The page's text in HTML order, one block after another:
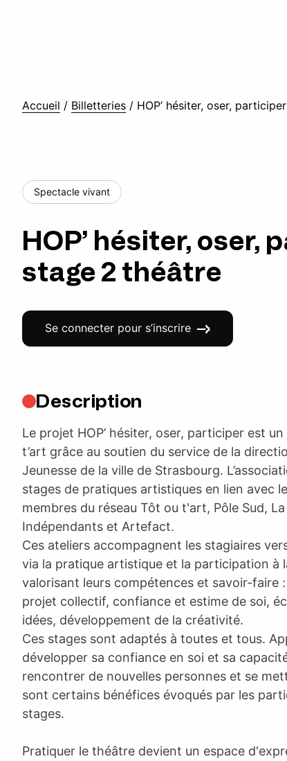
Accueil / Billetteries / HOP’ hésiter, oser,
Spectacle vivant
HOP’ hésiter, oser,
stage 2 théâtre
Se connecter pour s’inscrire
Description
Le projet HOP’ hésiter, oser, participer est
t’art grâce au soutien du service de la
Jeunesse de la ville de Strasbourg.
stages de pratiques artistiques en lien avec
membres du réseau Tôt ou t'art, Pôle Sud,
Indépendants et Artefact.
Ces ateliers accompagnent les stagiaires
via la pratique artistique et la participation à
valorisant leurs compétences et savoir-faire
projet collectif, confiance et estime de soi,
idées, développement de la créativité.
Ces stages sont adaptés à toutes et tous.
développer sa confiance en soi et sa
rencontrer de nouvelles personnes et se
sont certains bénéfices évoqués par les
stages.
Pratiquer le théâtre devient un espace